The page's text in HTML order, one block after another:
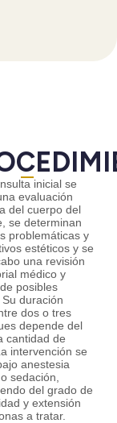
inicial se
evaluación
del cuerpo del
se determinan
problemáticas y
estéticos y se
una revisión
médico y
posibles
duración
dos o tres
depende del
cantidad de
intervención se
anestesia
sedación,
del grado de
y extensión
a tratar.